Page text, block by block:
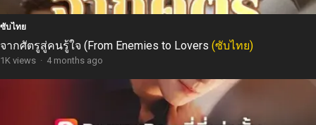
ซับไทย
จากศัตรูสู่คนรู้ใจ (From Enemies to Lovers (ซับไทย)
1K views · 4 months ago